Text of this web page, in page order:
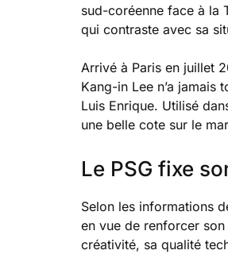
sud-coréenne face à la
qui contraste avec sa
Arrivé à Paris en juillet
Kang-in Lee n’a jamais
Luis Enrique. Utilisé
une belle cote sur le
Le PSG fixe
Selon les informations
en vue de renforcer
créativité, sa qualité